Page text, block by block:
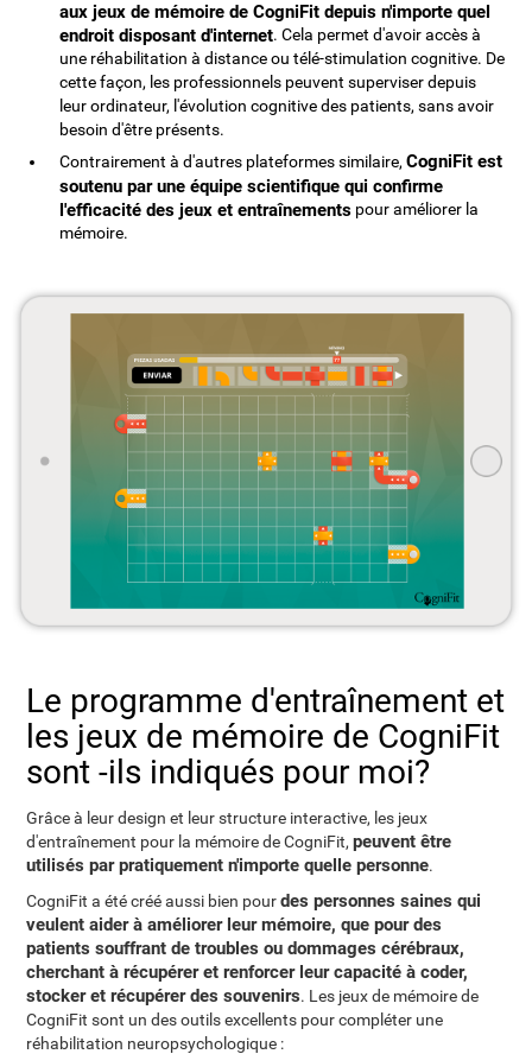
aux jeux de mémoire de CogniFit depuis n'importe quel
endroit disposant d'internet. Cela permet d'avoir accès à
une réhabilitation à distance ou télé-stimulation cognitive. De
cette façon, les professionnels peuvent superviser depuis
leur ordinateur, l'évolution cognitive des patients, sans avoir
besoin d'être présents.
Contrairement à d'autres plateformes similaire,CogniFit est
soutenu par une équipe scientifique qui confirme
l'efficacité des jeux et entraînements pour améliorer la
mémoire.
Le programme d'entraînement et
les jeux de mémoire de CogniFit
sont -ils indiqués pour moi?
Grâce à leur design et leur structure interactive, les jeux
d'entraînement pour la mémoire de CogniFit,peuvent être
utilisés par pratiquement n'importe quelle personne.
CogniFit a été créé aussi bien pourdes personnes saines qui
veulent aider à améliorer leur mémoire, que pour des
patients souffrant de troubles ou dommages cérébraux,
cherchant à récupérer et renforcer leur capacité à coder,
stocker et récupérer des souvenirs. Les jeux de mémoire de
CogniFit sont un des outils excellents pour compléter une
réhabilitation neuropsychologique :